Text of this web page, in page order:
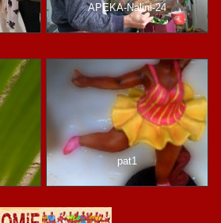
APEKA-Nalini-24
pat1